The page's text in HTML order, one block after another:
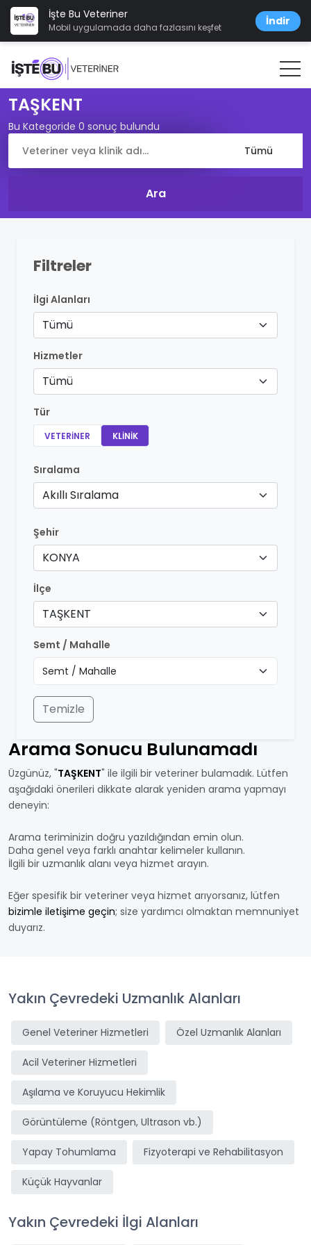
İşte Bu Veteriner
Mobil uygulamada daha fazlasını keşfet İndir
TAŞKENT
Bu Kategoride 0 sonuç bulundu
Filtreler
İlgi Alanları
Tümü
Hizmetler
Tümü
Tür
VETERINER KLINIK
Sıralama
Akıllı Sıralama
Şehir
KONYA
İlçe
TAŞKENT
Semt / Mahalle
Temizle
Arama Sonucu Bulunamadı
Üzgünüz, "TAŞKENT" ile ilgili bir veteriner bulamadık. Lütfen
aşağıdaki önerileri dikkate alarak yeniden arama yapmayı
deneyin:
Arama teriminizin doğru yazıldığından emin olun.
Daha genel veya farklı anahtar kelimeler kullanın.
İlgili bir uzmanlık alanı veya hizmet arayın.
Eğer spesifik bir veteriner veya hizmet arıyorsanız, lütfen
bizimle iletişime geçin; size yardımcı olmaktan memnuniyet
duyarız.
Yakın Çevredeki Uzmanlık Alanları
Genel Veteriner Hizmetleri Özel Uzmanlık Alanları
Acil Veteriner Hizmetleri
Aşılama ve Koruyucu Hekimlik
Görüntüleme (Röntgen, Ultrason vb.)
Yapay Tohumlama Fizyoterapi ve Rehabilitasyon
Küçük Hayvanlar
Yakın Çevredeki İlgi Alanları